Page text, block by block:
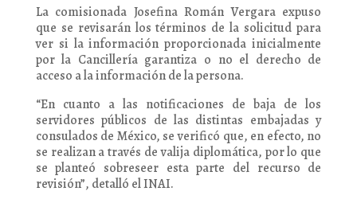
La comisionada Josefina Román Vergara expuso
que se revisarán los términos de la solicitud para
ver si la información proporcionada inicialmente
por la Cancillería garantiza o no el derecho de
acceso a la información de la persona.
“En cuanto a las notificaciones de baja de los
servidores públicos de las distintas embajadas y
consulados de México, se verificó que, en efecto, no
se realizan a través de valija diplomática, por lo que
se planteó sobreseer esta parte del recurso de
revisión”, detalló el INAI.